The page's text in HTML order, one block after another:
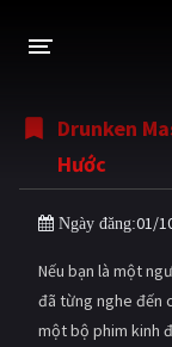
THỂ LOẠI
Thần thoại - Cổ
Tâm lý
Võ thuật - Kiếm hiệp
Kinh dị
Drunken
Hước
Ngày đăng:01/
Nếu bạn là một
đã từng nghe đến
một bộ phim kinh